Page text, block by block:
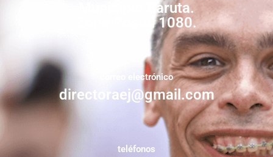
Municipio Baruta.
Zona Postal 1080.
correo electrónico
directoraej@gmail.com
teléfonos